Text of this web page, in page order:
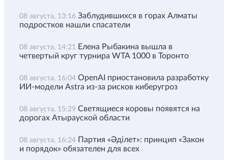
08 августа, 13:16 Заблудившихся в горах Алматы
подростков нашли спасатели
08 августа, 14:21 Елена Рыбакина вышла в
четвертый круг турнира WTA 1000 в Торонто
08 августа, 16:04 OpenAI приостановила разработку
ИИ-модели Astra из-за рисков киберугроз
08 августа, 15:29 Светящиеся коровы появятся на
дорогах Атырауской области
08 августа, 16:24 Партия «Әділет»: принцип «Закон
и порядок» обязателен для всех